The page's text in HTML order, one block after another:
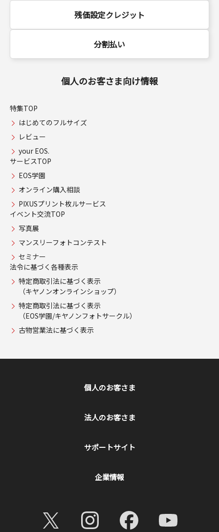
残価設定クレジット
分割払い
個人のお客さま向け情報
特集TOP
はじめてのフルサイズ
レビュー
your EOS.
サービスTOP
EOS学園
オンライン購入相談
PIXUSプリント枚ルサービス
イベント交流TOP
写真展
マンスリーフォトコンテスト
セミナー
法令に基づく各種表示
特定商取引法に基づく表示
（キヤノンオンラインショップ）
特定商取引法に基づく表示
（EOS学園/キヤノンフォトサークル）
古物営業法に基づく表示
個人のお客さま
法人のお客さま
サポートサイト
企業情報